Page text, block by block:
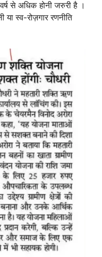
से अधिक होनी जरुरी है ।
स्व-रोज़गार रणनीति